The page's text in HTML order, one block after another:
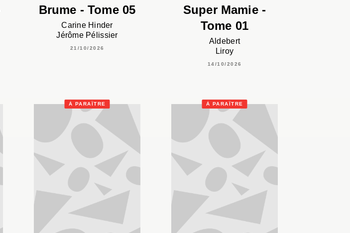
Brume - Tome 05
Carine Hinder
Jérôme Pélissier
21/10/2026
Super Mamie -
Tome 01
Aldebert
Liroy
14/10/2026
À PARAÎTRE À PARAÎTRE